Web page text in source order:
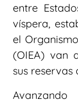
entre
víspera,
el
(OIEA) van
sus reservas